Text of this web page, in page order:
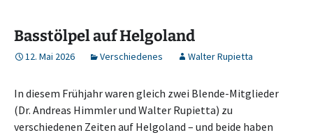
Basstölpel auf Helgoland
12. Mai 2026 Verschiedenes Walter Rupietta
In diesem Frühjahr waren gleich zwei Blende-Mitglieder
(Dr. Andreas Himmler und Walter Rupietta) zu
verschiedenen Zeiten auf Helgoland – und beide haben